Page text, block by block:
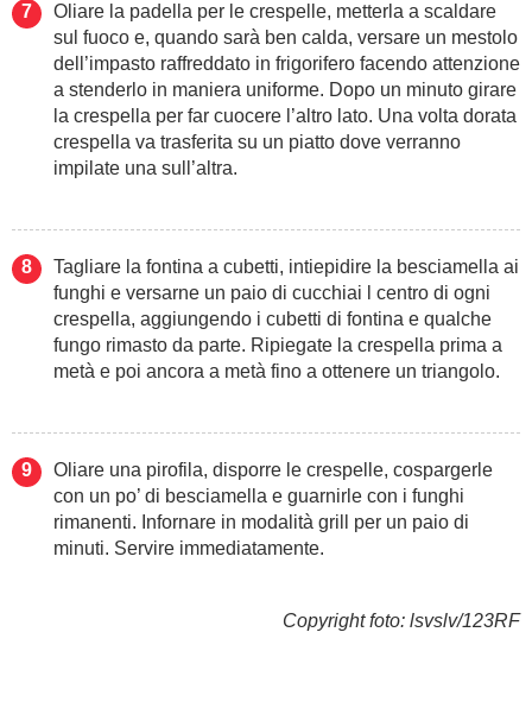
Oliare la padella per le crespelle, metterla a scaldare
sul fuoco e, quando sarà ben calda, versare un mestolo
dell’impasto raffreddato in frigorifero facendo attenzione
a stenderlo in maniera uniforme. Dopo un minuto girare
la crespella per far cuocere l’altro lato. Una volta dorata
crespella va trasferita su un piatto dove verranno
impilate una sull’altra.
Tagliare la fontina a cubetti, intiepidire la besciamella ai
funghi e versarne un paio di cucchiai l centro di ogni
crespella, aggiungendo i cubetti di fontina e qualche
fungo rimasto da parte. Ripiegate la crespella prima a
metà e poi ancora a metà fino a ottenere un triangolo.
Oliare una pirofila, disporre le crespelle, cospargerle
con un po’ di besciamella e guarnirle con i funghi
rimanenti. Infornare in modalità grill per un paio di
minuti. Servire immediatamente.
Copyright foto: lsvslv/123RF